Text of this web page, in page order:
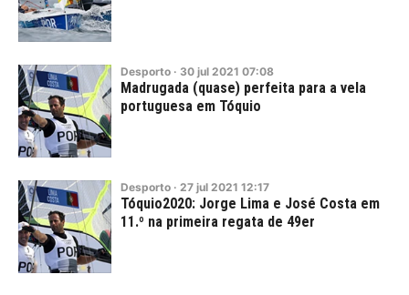
Desporto · 30 jul 2021 07:08
Madrugada (quase) perfeita para a vela
portuguesa em Tóquio
Desporto · 27 jul 2021 12:17
Tóquio2020: Jorge Lima e José Costa em
11.º na primeira regata de 49er